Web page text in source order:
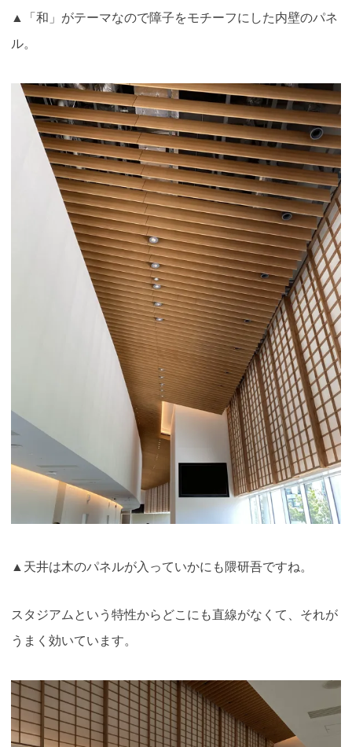
▲「和」がテーマなので障子をモチーフにした内壁のパネ
ル。
▲天井は木のパネルが入っていかにも隈研吾ですね。
スタジアムという特性からどこにも直線がなくて、それが
うまく効いています。